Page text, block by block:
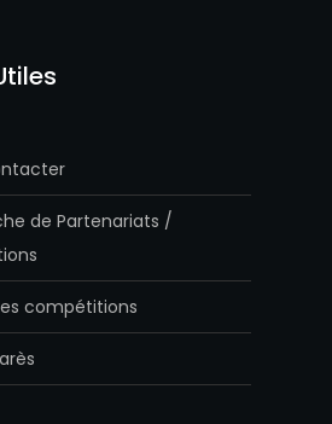
de Partenariats /
compétitions